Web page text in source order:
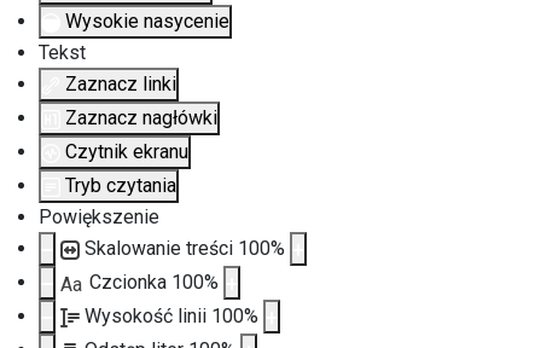
Wysokie nasycenie
Tekst
Zaznacz linki
Zaznacz nagłówki
Czytnik ekranu
Tryb czytania
Powiększenie
Skalowanie treści 100%
Aa Czcionka 100%
Wysokość linii 100%